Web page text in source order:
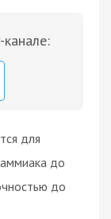
для
аммиака до
до